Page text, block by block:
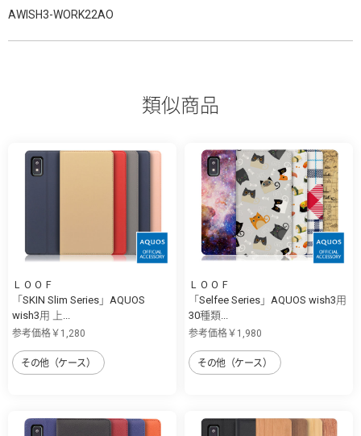
AWISH3-WORK22AO
類似商品
ＬＯＯＦ
「SKIN Slim Series」AQUOS
wish3用 上...
参考価格￥1,280
その他（ケース）
ＬＯＯＦ
「Selfee Series」AQUOS wish3用
30種類...
参考価格￥1,980
その他（ケース）